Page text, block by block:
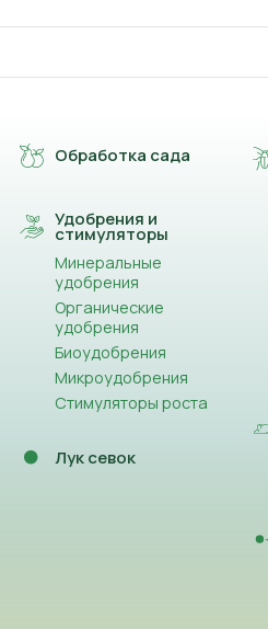
Обработка сада
Удобрения и
стимуляторы
Минеральные
удобрения
Органические
удобрения
Биоудобрения
Микроудобрения
Стимуляторы роста
Лук севок